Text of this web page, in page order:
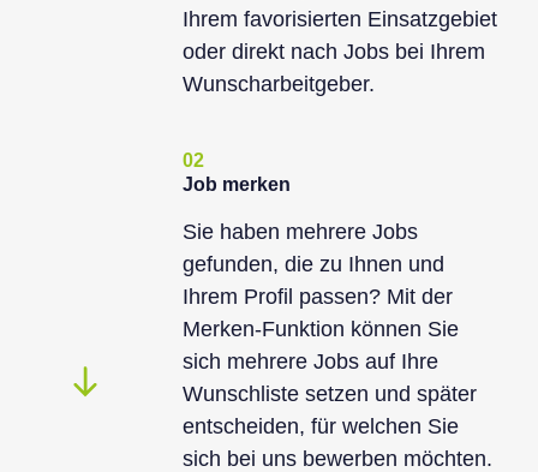
Ihrem favorisierten Einsatzgebiet
oder direkt nach Jobs bei Ihrem
Wunscharbeitgeber.
02
Job merken
Sie haben mehrere Jobs
gefunden, die zu Ihnen und
Ihrem Profil passen? Mit der
Merken-Funktion können Sie
sich mehrere Jobs auf Ihre
Wunschliste setzen und später
entscheiden, für welchen Sie
sich bei uns bewerben möchten.